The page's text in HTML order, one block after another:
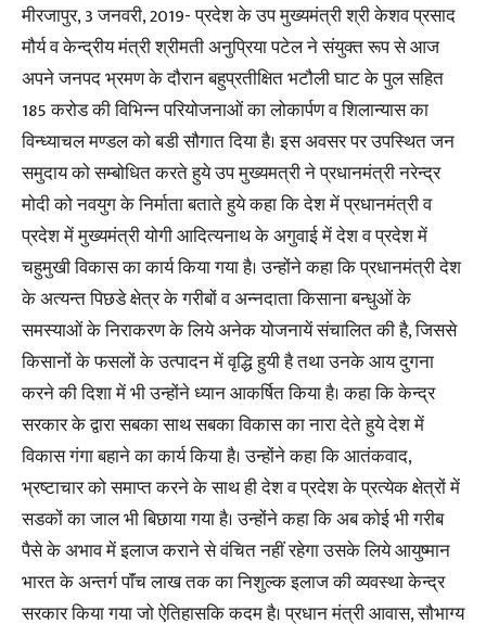
मीरजापुर, 3 जनवरी, 2019- प्रदेश के उप मुख्यमंत्री श्री केशव प्रसाद
मौर्य व केन्द्रीय मंत्री श्रीमती अनुप्रिया पटेल ने संयुक्त रूप से आज
अपने जनपद भ्रमण के दौरान बहुप्रतीक्षित भटौली घाट के पुल सहित
185 करोड की विभिन्न परियोजनाओं का लोकार्पण व शिलान्यास का
विन्ध्याचल मण्डल को बडी सौगात दिया है। इस अवसर पर उपस्थित जन
समुदाय को सम्बोधित करते हुये उप मुख्यमत्री ने प्रधानमंत्री नरेन्द्र
मोदी को नवयुग के निर्माता बताते हुये कहा कि देश में प्रधानमंत्री व
प्रदेश में मुख्यमंत्री योगी आदित्यनाथ के अगुवाई में देश व प्रदेश में
चहुमुखी विकास का कार्य किया गया है। उन्होंने कहा कि प्रधानमंत्री देश
के अत्यन्त पिछडे क्षेत्र के गरीबों व अन्नदाता किसाना बन्धुओं के
समस्याओं के निराकरण के लिये अनेक योजनायें संचालित की है, जिससे
किसानों के फसलों के उत्पादन में वृद्धि हुयी है तथा उनके आय दुगना
करने की दिशा में भी उन्होंने ध्यान आकर्षित किया है। कहा कि केन्द्र
सरकार के द्वारा सबका साथ सबका विकास का नारा देते हुये देश में
विकास गंगा बहाने का कार्य किया है। उन्होंने कहा कि आतंकवाद,
भ्रष्टाचार को समाप्त करने के साथ ही देश व प्रदेश के प्रत्येक क्षेत्रों में
सडकों का जाल भी बिछाया गया है। उन्होंने कहा कि अब कोई भी गरीब
पैसे के अभाव में इलाज कराने से वंचित नहीं रहेगा उसके लिये आयुष्मान
भारत के अन्तर्ग पाॅंच लाख तक का निशुल्क इलाज की व्यवस्था केन्द्र
सरकार किया गया जो ऐतिहासकि कदम है। प्रधान मंत्री आवास, सौभाग्य